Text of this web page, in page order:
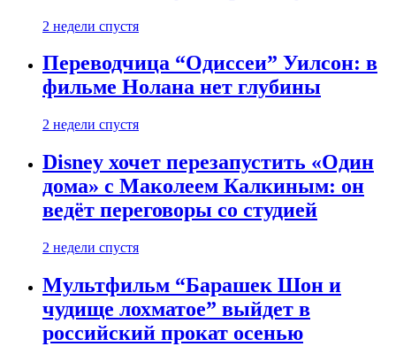
2 недели спустя
Переводчица “Одиссеи” Уилсон: в
фильме Нолана нет глубины
2 недели спустя
Disney хочет перезапустить «Один
дома» с Маколеем Калкиным: он
ведёт переговоры со студией
2 недели спустя
Мультфильм “Барашек Шон и
чудище лохматое” выйдет в
российский прокат осенью